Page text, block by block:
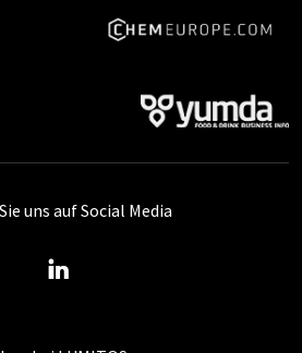
uns auf Social Media